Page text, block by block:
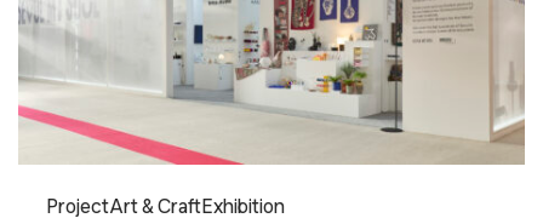
ProjectArt & CraftExhibition